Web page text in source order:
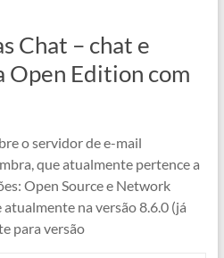
Chat – chat e
Open Edition com
o servidor de e-mail
que atualmente pertence a
Open Source e Network
na versão 8.6.0 (já
para versão